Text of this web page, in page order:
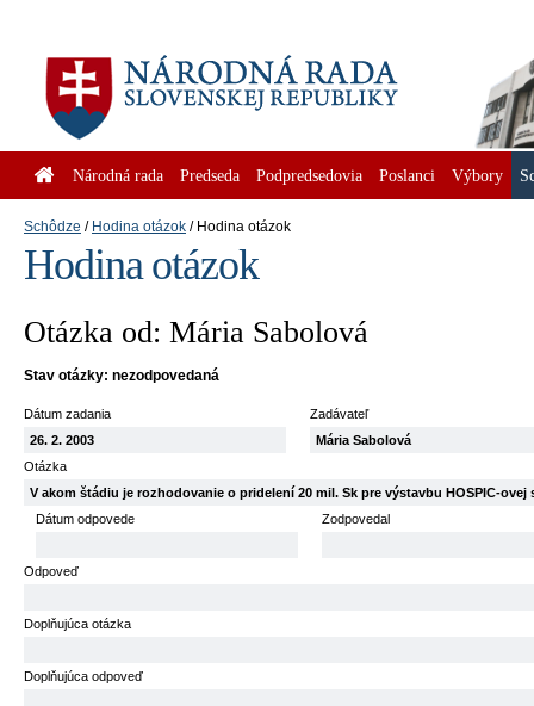
Národná rada Predseda Podpredsedovia Poslanci Výbory
Schôdze Hodina otázok Hodina otázok
Hodina otázok
Otázka od: Mária Sabolová
Stav otázky: nezodpovedaná
Dátum zadania
26. 2. 2003
Zadávateľ
Mária Sabolová
Otázka
V akom štádiu je rozhodovanie o pridelení 20 mil. Sk pre výstavbu HOSPIC-
Dátum odpovede
Zodpovedal
Odpoveď
Doplňujúca otázka
Doplňujúca odpoveď